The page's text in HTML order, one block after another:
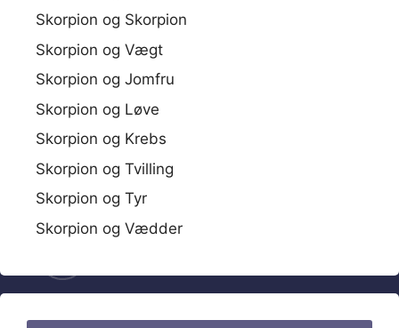
Skorpion og Skorpion
Skorpion og Vægt
Skorpion og Jomfru
Skorpion og Løve
Skorpion og Krebs
Skorpion og Tvilling
Skorpion og Tyr
Skorpion og Vædder